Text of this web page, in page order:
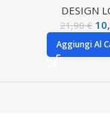
DESIGN
21,90€
Aggiungi Al